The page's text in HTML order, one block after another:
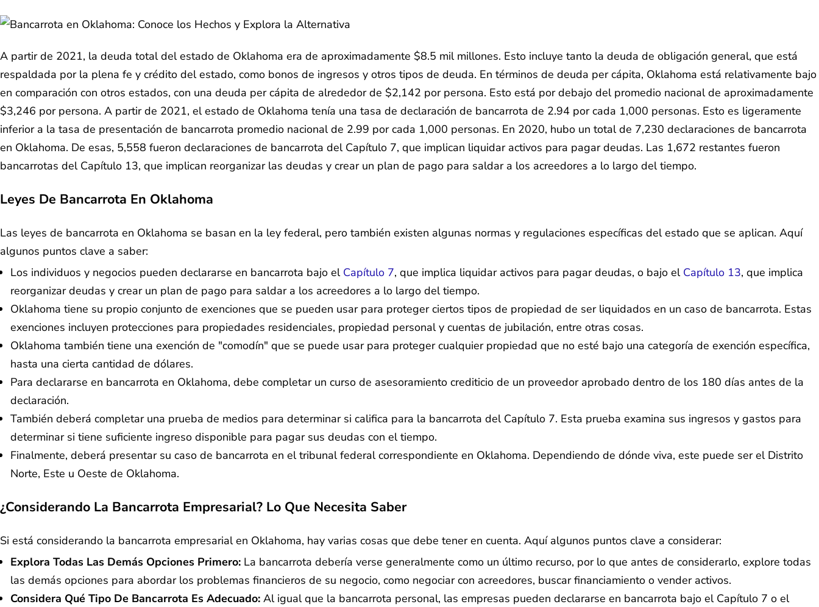
A partir de 2021, la deuda total del estado de Oklahoma era de aproximadamente $8.5 mil millones. Esto incluye tanto la deuda de obligación general, que está
respaldada por la plena fe y crédito del estado, como bonos de ingresos y otros tipos de deuda. En términos de deuda per cápita, Oklahoma está relativamente bajo
en comparación con otros estados, con una deuda per cápita de alrededor de $2,142 por persona. Esto está por debajo del promedio nacional de aproximadamente
$3,246 por persona. A partir de 2021, el estado de Oklahoma tenía una tasa de declaración de bancarrota de 2.94 por cada 1,000 personas. Esto es ligeramente
inferior a la tasa de presentación de bancarrota promedio nacional de 2.99 por cada 1,000 personas. En 2020, hubo un total de 7,230 declaraciones de bancarrota
en Oklahoma. De esas, 5,558 fueron declaraciones de bancarrota del Capítulo 7, que implican liquidar activos para pagar deudas. Las 1,672 restantes fueron
bancarrotas del Capítulo 13, que implican reorganizar las deudas y crear un plan de pago para saldar a los acreedores a lo largo del tiempo.
Leyes De Bancarrota En Oklahoma
Las leyes de bancarrota en Oklahoma se basan en la ley federal, pero también existen algunas normas y regulaciones específicas del estado que se aplican. Aquí
algunos puntos clave a saber:
Los individuos y negocios pueden declararse en bancarrota bajo el Capítulo 7, que implica liquidar activos para pagar deudas, o bajo el Capítulo 13, que implica
reorganizar deudas y crear un plan de pago para saldar a los acreedores a lo largo del tiempo.
Oklahoma tiene su propio conjunto de exenciones que se pueden usar para proteger ciertos tipos de propiedad de ser liquidados en un caso de bancarrota. Estas
exenciones incluyen protecciones para propiedades residenciales, propiedad personal y cuentas de jubilación, entre otras cosas.
Oklahoma también tiene una exención de "comodín" que se puede usar para proteger cualquier propiedad que no esté bajo una categoría de exención específica,
hasta una cierta cantidad de dólares.
Para declararse en bancarrota en Oklahoma, debe completar un curso de asesoramiento crediticio de un proveedor aprobado dentro de los 180 días antes de la
declaración.
También deberá completar una prueba de medios para determinar si califica para la bancarrota del Capítulo 7. Esta prueba examina sus ingresos y gastos para
determinar si tiene suficiente ingreso disponible para pagar sus deudas con el tiempo.
Finalmente, deberá presentar su caso de bancarrota en el tribunal federal correspondiente en Oklahoma. Dependiendo de dónde viva, este puede ser el Distrito
Norte, Este u Oeste de Oklahoma.
¿Considerando La Bancarrota Empresarial? Lo Que Necesita Saber
Si está considerando la bancarrota empresarial en Oklahoma, hay varias cosas que debe tener en cuenta. Aquí algunos puntos clave a considerar:
Explora Todas Las Demás Opciones Primero: La bancarrota debería verse generalmente como un último recurso, por lo que antes de considerarlo, explore todas
las demás opciones para abordar los problemas financieros de su negocio, como negociar con acreedores, buscar financiamiento o vender activos.
Considera Qué Tipo De Bancarrota Es Adecuado: Al igual que la bancarrota personal, las empresas pueden declararse en bancarrota bajo el Capítulo 7 o el